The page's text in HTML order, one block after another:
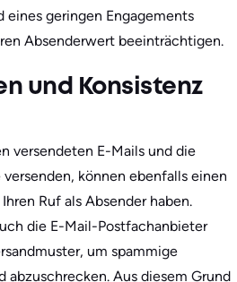
eines geringen Engagements
Absenderwert beeinträchtigen.
und Konsistenz
versendeten E-Mails und die
können ebenfalls einen
Ruf als Absender haben.
die E-Mail-Postfachanbieter
um spammige
abzuschrecken. Aus diesem Grund